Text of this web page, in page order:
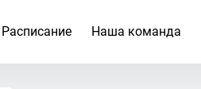
Расписание Наша команда